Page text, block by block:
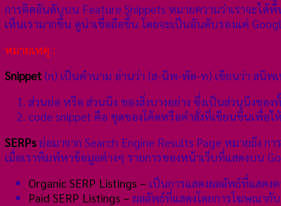
การติดอันดับบน Feature Snippets หมายความว่าเราจะ
เห็นเรามากขึ้น ดูน่าเชื่อถือขึ้น โดยจะเป็นอันดับรองแค่
หมายเหตุ :
Snippet (n) เป็นคำนาม อ่านว่า (ส-นิพ-พัด-ท) เขียนว่า สนิพ
ส่วนย่อ หรือ ส่วนนึง ของสิ่งบางอย่าง ซึ่งเป็นส่วนนึงของ
code snippet คือ ชุดของโค้ดหรือคำสั่งที่เขียนขึ้นเพื่อใ
SERPsย่อมาจาก Search Engine Results Page หมายถึง ก
เมื่อเราพิมพ์หาข้อมูลต่างๆ รายการของหน้าเว็บที่แสดงบน
Organic SERP Listings – เป็นการแสดงผลลัพธ์ที่แสดง
Paid SERP Listings – ผลลัพธ์ที่แสดงโดยการโฆษณากับ